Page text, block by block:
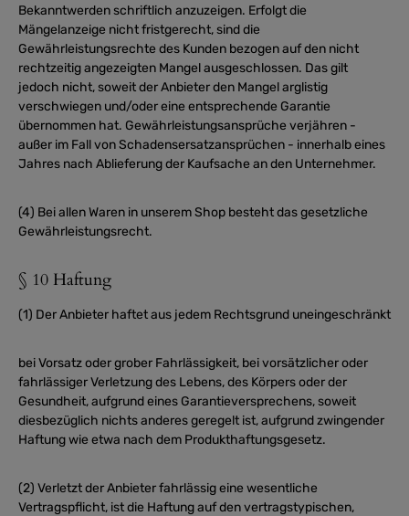
Bekanntwerden schriftlich anzuzeigen. Erfolgt die
Mängelanzeige nicht fristgerecht, sind die
Gewährleistungsrechte des Kunden bezogen auf den nicht
rechtzeitig angezeigten Mangel ausgeschlossen. Das gilt
jedoch nicht, soweit der Anbieter den Mangel arglistig
verschwiegen und/oder eine entsprechende Garantie
übernommen hat. Gewährleistungsansprüche verjähren -
außer im Fall von Schadensersatzansprüchen - innerhalb eines
Jahres nach Ablieferung der Kaufsache an den Unternehmer.
(4) Bei allen Waren in unserem Shop besteht das gesetzliche
Gewährleistungsrecht.
§ 10 Haftung
(1) Der Anbieter haftet aus jedem Rechtsgrund uneingeschränkt
bei Vorsatz oder grober Fahrlässigkeit, bei vorsätzlicher oder
fahrlässiger Verletzung des Lebens, des Körpers oder der
Gesundheit, aufgrund eines Garantieversprechens, soweit
diesbezüglich nichts anderes geregelt ist, aufgrund zwingender
Haftung wie etwa nach dem Produkthaftungsgesetz.
(2) Verletzt der Anbieter fahrlässig eine wesentliche
Vertragspflicht, ist die Haftung auf den vertragstypischen,